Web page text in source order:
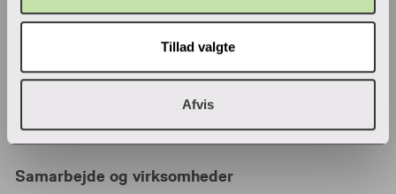
Tillad valgte
Afvis
Find en medarbejder
Parkering
Samarbejde og virksomheder